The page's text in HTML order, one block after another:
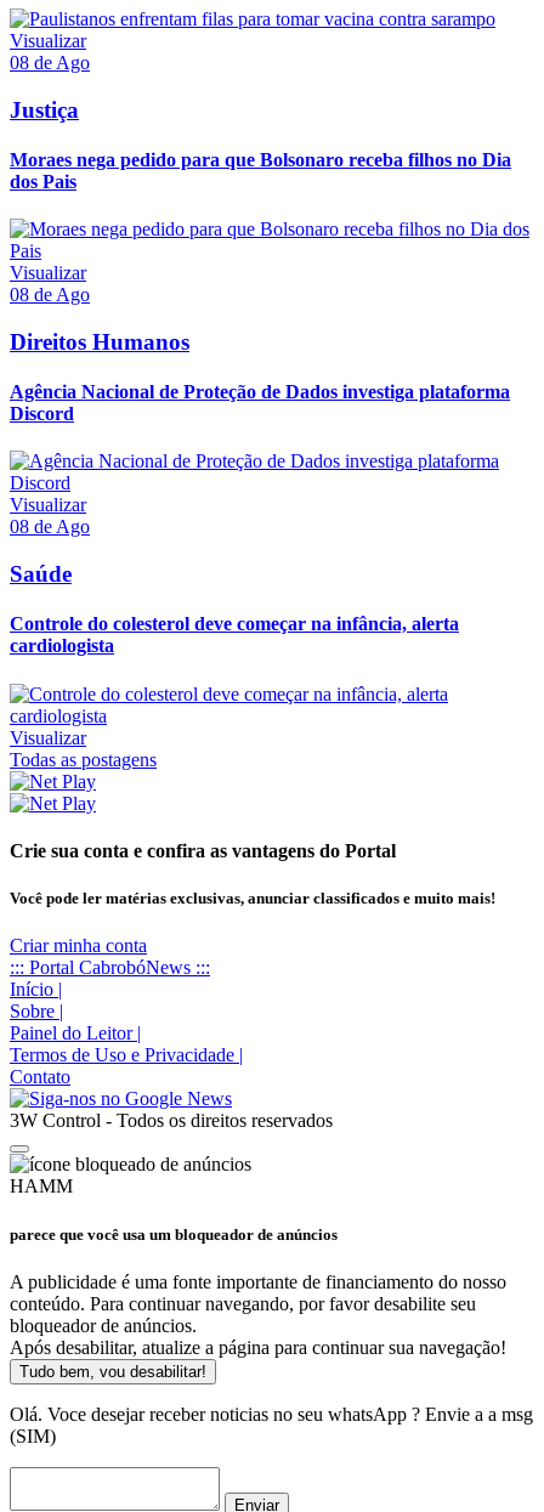
Visualizar
08 de Ago
Justiça
Moraes nega pedido para que Bolsonaro receba filhos no Dia
dos Pais
Visualizar
08 de Ago
Direitos Humanos
Agência Nacional de Proteção de Dados investiga plataforma
Discord
Visualizar
08 de Ago
Saúde
Controle do colesterol deve começar na infância, alerta
cardiologista
Visualizar
Todas as postagens
Crie sua conta e confira as vantagens do Portal
Você pode ler matérias exclusivas, anunciar classificados e muito mais!
Criar minha conta
::: Portal CabrobóNews :::
Início |
Sobre |
Painel do Leitor |
Termos de Uso e Privacidade |
Contato
3W Control - Todos os direitos reservados
HAMM
parece que você usa um bloqueador de anúncios
A publicidade é uma fonte importante de financiamento do nosso
conteúdo. Para continuar navegando, por favor desabilite seu
bloqueador de anúncios.
Após desabilitar, atualize a página para continuar sua navegação!
Tudo bem, vou desabilitar!
Olá. Voce desejar receber noticias no seu whatsApp ? Envie a a msg
(SIM)
Enviar